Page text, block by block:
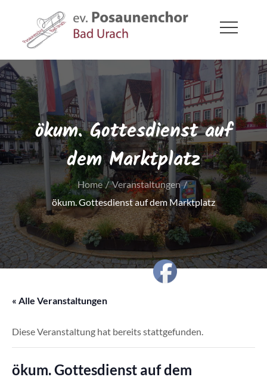
content
ev. Posaunenchor Bad Urach
Bad Urach
ökum. Gottesdienst auf
dem Marktplatz
Home
Veranstaltungen
ökum. Gottesdienst auf dem Marktplatz
« Alle Veranstaltungen
Diese Veranstaltung hat bereits stattgefunden.
ökum. Gottesdienst auf dem